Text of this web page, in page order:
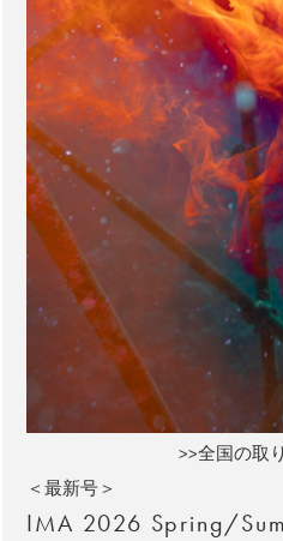
>>全国の取
＜最新号＞
IMA 2026 Spring/